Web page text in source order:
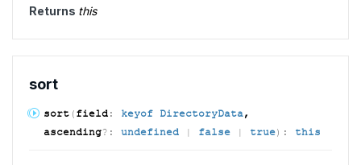
Returns this
sort
sort (field: keyof DirectoryData,
ascending?: undefined | false | true) : this